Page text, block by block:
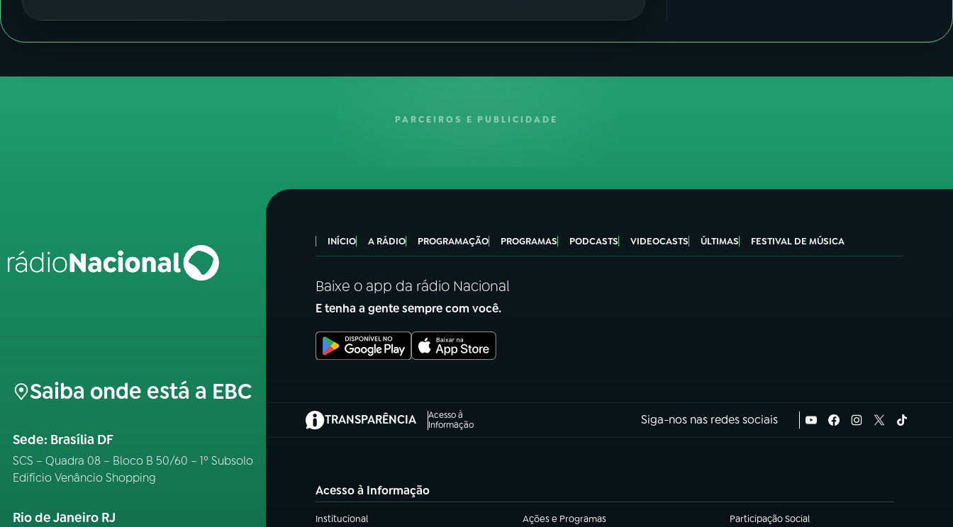
PARCEIROS E PUBLICIDADE
Saiba onde está a EBC
Sede: Brasília DF
SCS – Quadra 08 – Bloco B 50/60 – 1º Subsolo
Edifício Venâncio Shopping
Rio de Janeiro RJ
INÍCIO A RÁDIO PROGRAMAÇÃO PROGRAMAS PODCASTS VIDEOCASTS ÚLTIMAS FESTIVAL DE MÚSICA
Baixe o app da rádio Nacional
E tenha a gente sempre com você.
TRANSPARÊNCIA
Acesso à
Informação
(abre em nova aba) Siga-nos nas redes sociais
Acesso à Informação
Institucional
(abre em nova aba) Ações e Programas
(abre em nova aba) Participação Social
(abre em nova aba)